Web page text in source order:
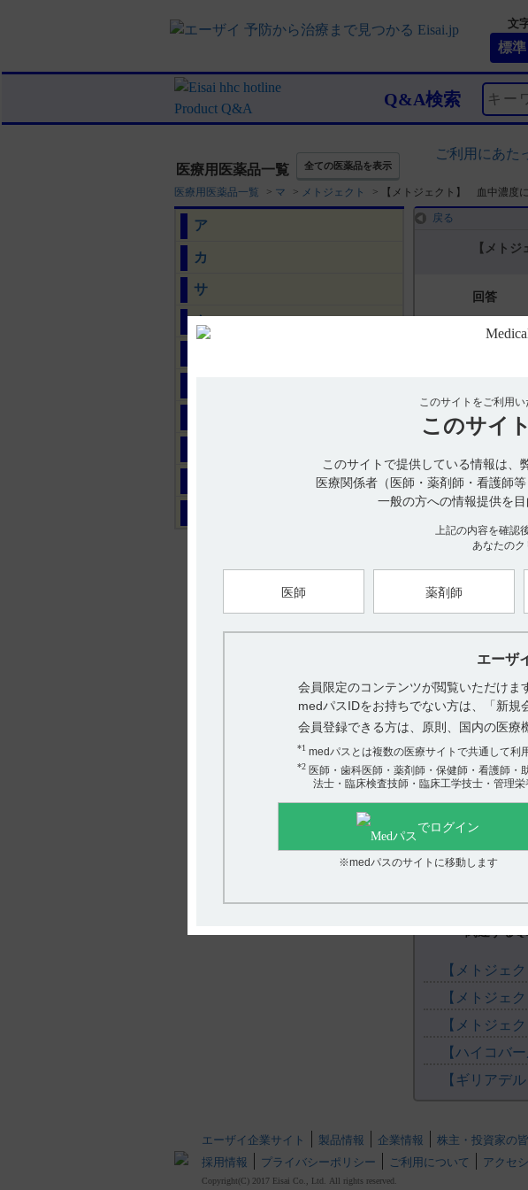
文
Q&A検索
医療用医薬品一覧 全ての医薬品を表示
ご利用にあた
医療用医薬品一覧 > マ > メトジェクト > 【メトジェクト】 血中濃度
ア
カ
サ
タ
このサイトをご利用い
このサイ
このサイトで提供している情報は、
医療関係者（医師・薬剤師・看護師
一般の方への情報提供を
上記の内容を確認
あなたのク
医師 薬剤師
エーザ
会員限定のコンテンツが閲覧いただけま
medパスIDをお持ちでない方は、「新規
会員登録できる方は、原則、国内の医療
*1medパスとは複数の医療サイトで共通して利
*2医師・歯科医師・薬剤師・保健師・看護師・
法士・臨床検査技師・臨床工学技士・管理
でログイン
※medパスのサイトに移動します
戻る
【メト
回答
総合製品情報概要
(外国人データ)。(
なお、電子添文
6. 用法及び用量（
通常、成人には
適宜増量できるが
【引用】
1)メトジェクト皮
2)社内資料：国内
4)メトジェクト皮
【更新年月】
2025年12月
役に立った
役に立たな
関連する
【メトジェ
【メトジェ
【メトジェ
【ハイコバ
【ギリアデ
エーザイ企業サイト 製品情報 企業情報 株主・投資家の
採用情報
プライバシーポリシー ご利用について アクセ
Copyright(C) 2017 Eisai Co., Ltd. All rights reserved.